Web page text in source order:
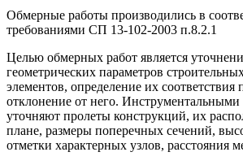
Обмерные работы производились в
требованиями СП 13-102-2003 п.8.2.1
Целью обмерных работ является
геометрических параметров
элементов, определение их соответствия
отклонение от него.
уточняют пролеты конструкций, их
плане, размеры поперечных сечений,
отметки характерных узлов, расстояния